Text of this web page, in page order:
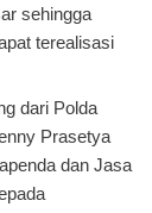
sehingga
terealisasi
dari Polda
Prasetya
dan Jasa